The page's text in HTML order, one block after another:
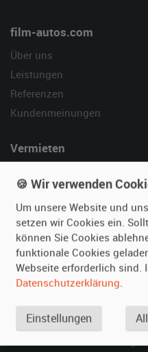
film-autos.com
Über uns
Leistungen
Referenzen
Kundenmeinungen
Vermieten
Fotos senden
Fragen für Vermieter
Inserat verwalten
SPECIAL
Berühmte Filmautos –
🍪 Wir verwenden
Um unsere Website und
setzen wir Cookies ein.
können Sie Cookies
funktionale Cookies
Webseite erforderlich sind.
Datenschutzerklärung.
Einstellungen